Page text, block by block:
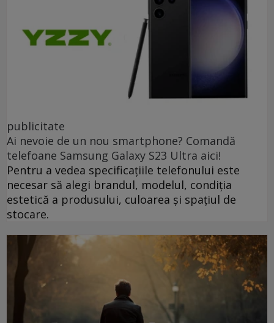
publicitate
Ai nevoie de un nou smartphone? Comandă
telefoane Samsung Galaxy S23 Ultra aici!
Pentru a vedea specificațiile telefonului este
necesar să alegi brandul, modelul, condiția
estetică a produsului, culoarea și spațiul de
stocare.